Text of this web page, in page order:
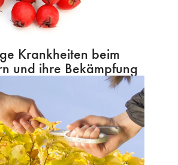
Krankheiten beim
und ihre Bekämpfung